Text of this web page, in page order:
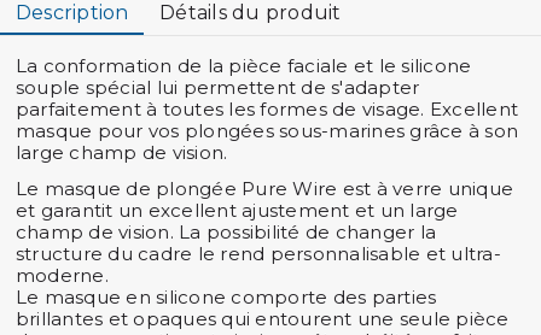
Description Détails du produit
La conformation de la pièce faciale et le silicone
souple spécial lui permettent de s'adapter
parfaitement à toutes les formes de visage. Excellent
masque pour vos plongées sous-marines grâce à son
large champ de vision.
Le masque de plongée Pure Wire est à verre unique
et garantit un excellent ajustement et un large
champ de vision. La possibilité de changer la
structure du cadre le rend personnalisable et ultra-
moderne.
Le masque en silicone comporte des parties
brillantes et opaques qui entourent une seule pièce